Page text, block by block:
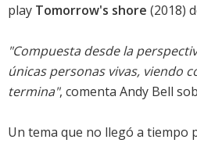
play Tomorrow's shore (2018)
"Compuesta desde la
únicas personas vivas, viendo
termina", comenta Andy Bell
Un tema que no llegó a tiempo